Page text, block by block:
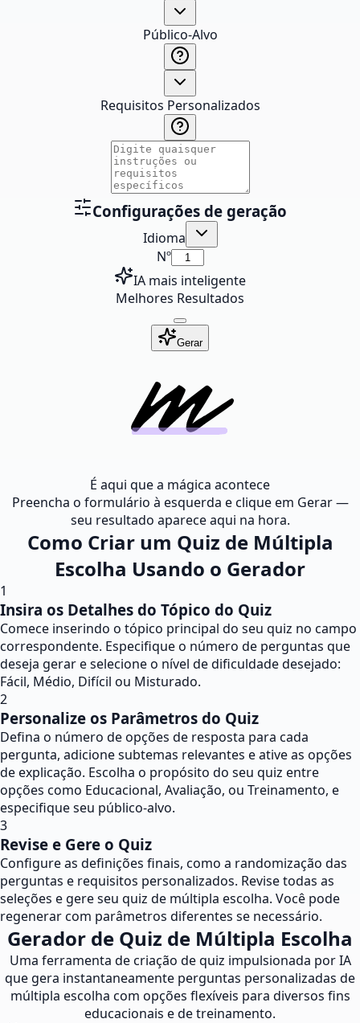
Público-Alvo
Requisitos Personalizados
Configurações de geração
Idioma
Nº
IA mais inteligente
Melhores Resultados
Gerar
É aqui que a mágica acontece
Preencha o formulário à esquerda e clique em Gerar —
seu resultado aparece aqui na hora.
Como Criar um Quiz de Múltipla
Escolha Usando o Gerador
1
Insira os Detalhes do Tópico do Quiz
Comece inserindo o tópico principal do seu quiz no campo
correspondente. Especifique o número de perguntas que
deseja gerar e selecione o nível de dificuldade desejado:
Fácil, Médio, Difícil ou Misturado.
2
Personalize os Parâmetros do Quiz
Defina o número de opções de resposta para cada
pergunta, adicione subtemas relevantes e ative as opções
de explicação. Escolha o propósito do seu quiz entre
opções como Educacional, Avaliação, ou Treinamento, e
especifique seu público-alvo.
3
Revise e Gere o Quiz
Configure as definições finais, como a randomização das
perguntas e requisitos personalizados. Revise todas as
seleções e gere seu quiz de múltipla escolha. Você pode
regenerar com parâmetros diferentes se necessário.
Gerador de Quiz de Múltipla Escolha
Uma ferramenta de criação de quiz impulsionada por IA
que gera instantaneamente perguntas personalizadas de
múltipla escolha com opções flexíveis para diversos fins
educacionais e de treinamento.